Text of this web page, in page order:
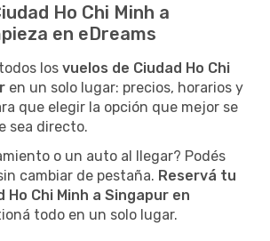
Ho Chi Minh a
en eDreams
los vuelos de Ciudad Ho Chi
en un solo lugar: precios, horarios y
que elegir la opción que mejor se
sea directo.
o un auto al llegar? Podés
cambiar de pestaña. Reservá tu
Ho Chi Minh a Singapur en
todo en un solo lugar.